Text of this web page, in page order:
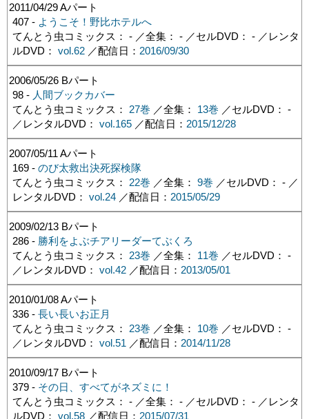
2011/04/29Aパート
407 - ようこそ！野比ホテルへ
てんとう虫コミックス： - ／全集： - ／セルDVD： - ／レンタ
ルDVD： vol.62／配信日： 2016/09/30
2006/05/26 Bパート
98 - 人間ブックカバー
てんとう虫コミックス： 27巻 ／全集： 13巻 ／セルDVD： -
／レンタルDVD： vol.165／配信日： 2015/12/28
2007/05/11 Aパート
169 - のび太救出決死探検隊
てんとう虫コミックス： 22巻 ／全集： 9巻 ／セルDVD： - ／
レンタルDVD： vol.24／配信日： 2015/05/29
2009/02/13 Bパート
286 - 勝利をよぶチアリーダーてぶくろ
てんとう虫コミックス： 23巻 ／全集： 11巻 ／セルDVD： -
／レンタルDVD： vol.42／配信日： 2013/05/01
2010/01/08Aパート
336 - 長い長いお正月
てんとう虫コミックス： 23巻 ／全集： 10巻 ／セルDVD： -
／レンタルDVD： vol.51 ／配信日： 2014/11/28
2010/09/17 Bパート
379 - その日、すべてがネズミに！
てんとう虫コミックス： - ／全集： - ／セルDVD： - ／レンタ
ルDVD： vol.58／配信日： 2015/07/31